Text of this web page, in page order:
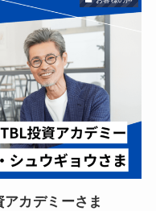
カデミーさま